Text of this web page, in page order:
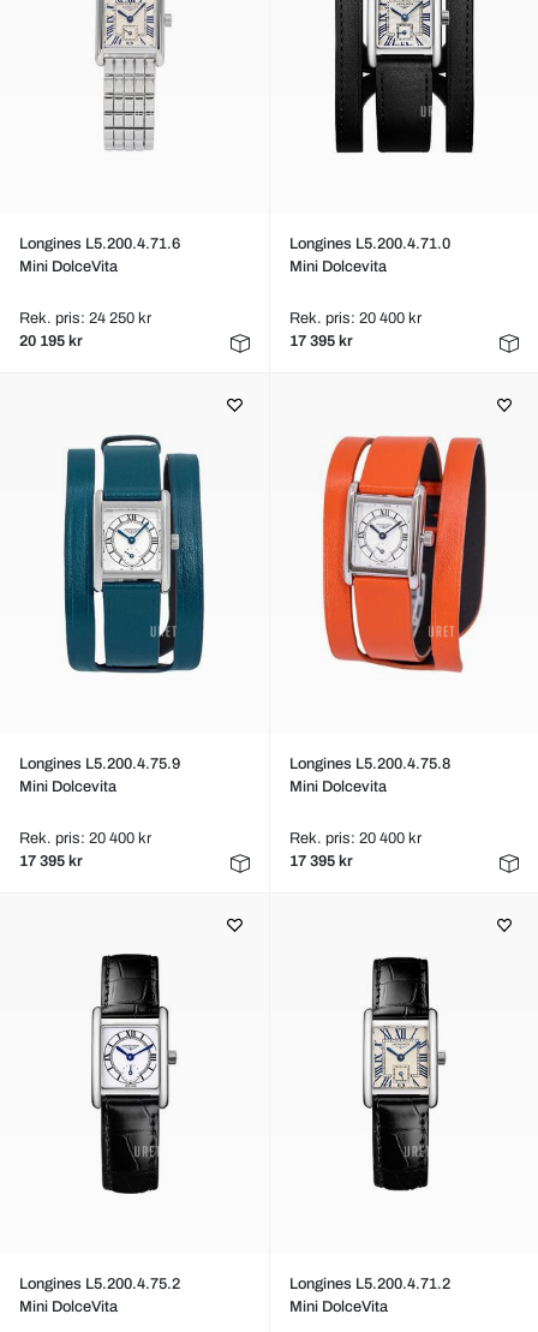
Longines L5.200.4.71.6
Mini DolceVita
Rek. pris: 24 250 kr
20 195 kr
Longines L5.200.4.71.0
Mini Dolcevita
Rek. pris: 20 400 kr
17 395 kr
Longines L5.200.4.75.9
Mini Dolcevita
Rek. pris: 20 400 kr
17 395 kr
Longines L5.200.4.75.8
Mini Dolcevita
Rek. pris: 20 400 kr
17 395 kr
Longines L5.200.4.75.2
Mini DolceVita
Longines L5.200.4.71.2
Mini DolceVita